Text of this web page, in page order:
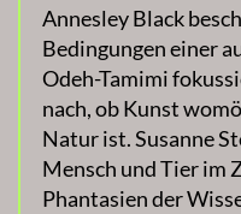
Annesley Black
Bedingungen einer
Odeh-Tamimi
nach, ob Kunst
Natur ist. Susanne
Mensch und Tier im
Phantasien der